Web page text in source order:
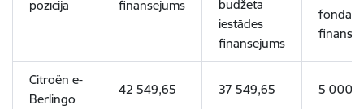
pozīcija finansējums
budžeta
iestādes
finansējums
fonda
Citroën e-
Berlingo
42 549,65 37 549,65 5